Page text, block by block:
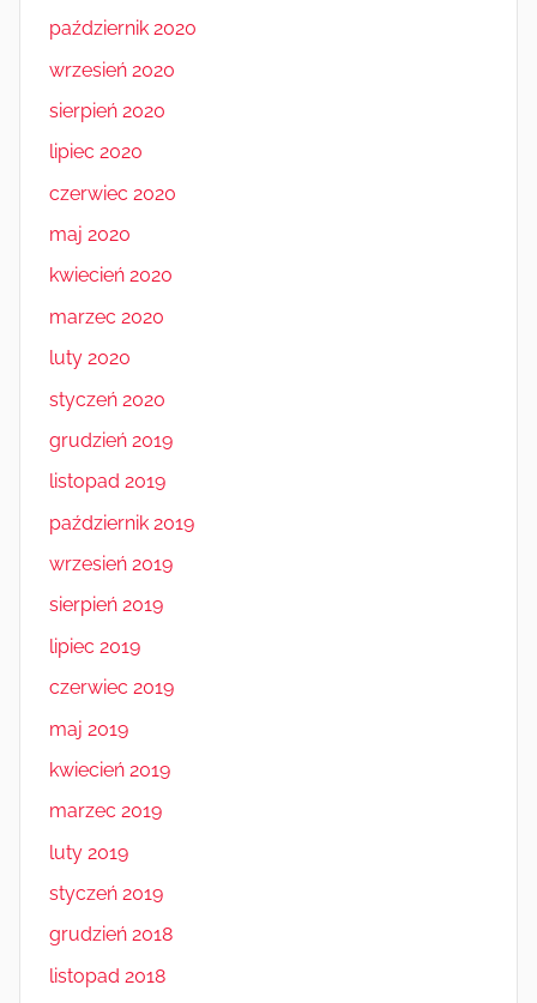
październik 2020
wrzesień 2020
sierpień 2020
lipiec 2020
czerwiec 2020
maj 2020
kwiecień 2020
marzec 2020
luty 2020
styczeń 2020
grudzień 2019
listopad 2019
październik 2019
wrzesień 2019
sierpień 2019
lipiec 2019
czerwiec 2019
maj 2019
kwiecień 2019
marzec 2019
luty 2019
styczeń 2019
grudzień 2018
listopad 2018